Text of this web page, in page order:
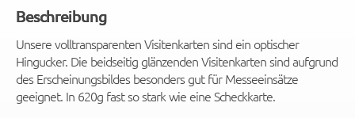
Beschreibung
Unsere volltransparenten Visitenkarten sind ein optischer
Hingucker. Die beidseitig glänzenden Visitenkarten sind aufgrund
des Erscheinungsbildes besonders gut für Messeeinsätze
geeignet. In 620g fast so stark wie eine Scheckkarte.